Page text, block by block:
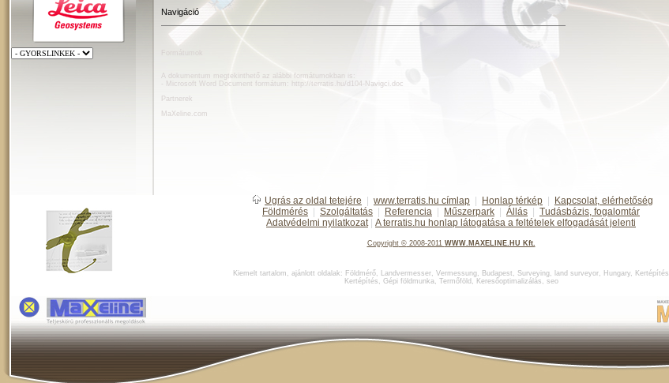
Navigáció
A dokumentum megtekinthető az alábbi formátumokban is:
- Microsoft Word Document formátum:
http://terratis.hu/d104-Navigci.doc
Partnerek
MaXeline.com
Ugrás az oldal tetejére www.terratis.hu címlap Honlap térkép
Kapcsolat, elérhetőség
Földmérés
Szolgáltatás Referencia Műszerpark Állás
Tudásbázis, fogalomtár
Adatvédelmi nyilatkozat
A terratis.hu honlap látogatása a feltételek elfogadását jelenti
Copyright©2008-2011 WWW.MAXELINE.HU Kft.
Kiemelt tartalom, ajánlott oldalak: Földmérő, Landvermesser, Vermessung, Budapest , Surveying, land surveyor, Hungary, Kertépítés
Kertépítés , Gépi földmunka, Termőföld , Keresőoptimalizálás , seo